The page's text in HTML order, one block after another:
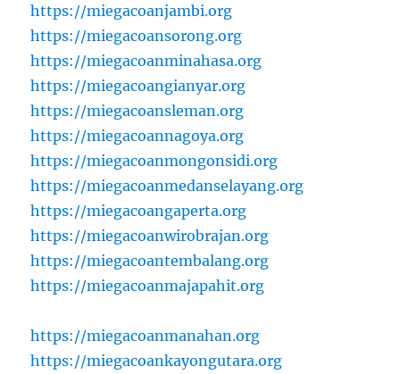
https://miegacoanjambi.org
https://miegacoansorong.org
https://miegacoanminahasa.org
https://miegacoangianyar.org
https://miegacoansleman.org
https://miegacoannagoya.org
https://miegacoanmongonsidi.org
https://miegacoanmedanselayang.org
https://miegacoangaperta.org
https://miegacoanwirobrajan.org
https://miegacoantembalang.org
https://miegacoanmajapahit.org
https://miegacoanmanahan.org
https://miegacoankayongutara.org